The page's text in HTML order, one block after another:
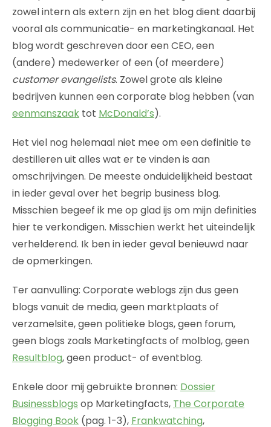
zowel intern als extern zijn en het blog dient daarbij
vooral als communicatie- en marketingkanaal. Het
blog wordt geschreven door een CEO, een
(andere) medewerker of een (of meerdere)
customer evangelists. Zowel grote als kleine
bedrijven kunnen een corporate blog hebben (van
eenmanszaak tot McDonald’s).
Het viel nog helemaal niet mee om een definitie te
destilleren uit alles wat er te vinden is aan
omschrijvingen. De meeste onduidelijkheid bestaat
in ieder geval over het begrip business blog.
Misschien begeef ik me op glad ijs om mijn definities
hier te verkondigen. Misschien werkt het uiteindelijk
verhelderend. Ik ben in ieder geval benieuwd naar
de opmerkingen.
Ter aanvulling: Corporate weblogs zijn dus geen
blogs vanuit de media, geen marktplaats of
verzamelsite, geen politieke blogs, geen forum,
geen blogs zoals Marketingfacts of molblog, geen
Resultblog, geen product- of eventblog.
Enkele door mij gebruikte bronnen: Dossier
Businessblogs op Marketingfacts, The Corporate
Blogging Book (pag. 1-3), Frankwatching,